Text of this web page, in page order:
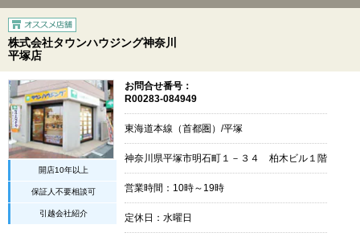
株式会社タウンハウジング神奈川
平塚店
開店10年以上
保証人不要相談可
引越会社紹介
お問合せ番号：
R00283-084949
東海道本線（首都圏）/平塚
神奈川県平塚市明石町１－３４ 柏木ビル１階
営業時間：10時～19時
定休日：水曜日